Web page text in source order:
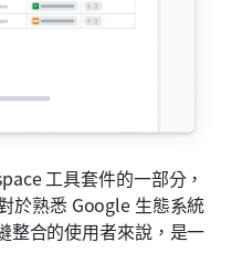
工具套件的一部分，
於熟悉 Google 生態系統
整合的使用者來說，是一